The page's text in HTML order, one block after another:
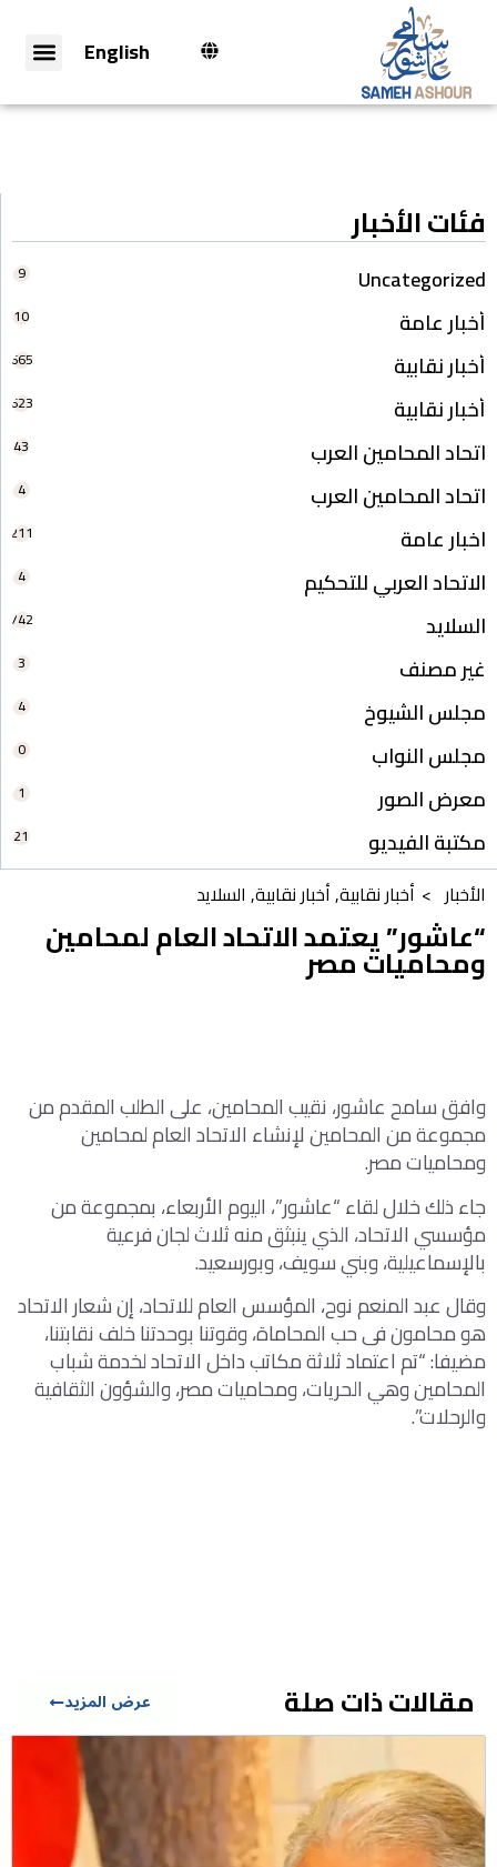
English
فئات الأخبار
Uncategorized
9
أخبار عامة 10
أخبار نقابية 665
أخبار نقابية 623
اتحاد المحامين العرب 43
اتحاد المحامين العرب 4
اخبار عامة 211
الاتحاد العربي للتحكيم 4
السلايد 742
غير مصنف 3
مجلس الشيوخ 4
مجلس النواب 0
معرض الصور 1
مكتبة الفيديو 21
الأخبار > أخبار نقابية,أخبار نقابية, السلايد
“عاشور” يعتمد الاتحاد العام لمحامين
ومحاميات مصر
وافق سامح عاشور، نقيب المحامين، على الطلب المقدم من
مجموعة من المحامين لإنشاء الاتحاد العام لمحامين
ومحاميات مصر.
جاء ذلك خلال لقاء “عاشور”، اليوم الأربعاء، بمجموعة من
مؤسسي الاتحاد، الذي ينبثق منه ثلاث لجان فرعية
بالإسماعيلية، وبني سويف، وبورسعيد.
وقال عبد المنعم نوح، المؤسس العام للاتحاد، إن شعار الاتحاد
هو محامون فى حب المحاماة، وقوتنا بوحدتنا خلف نقابتنا،
مضيفا: “تم اعتماد ثلاثة مكاتب داخل الاتحاد لخدمة شباب
المحامين وهي الحريات، ومحاميات مصر، والشؤون الثقافية
والرحلات”.
مقالات ذات صلة عرض المزيد